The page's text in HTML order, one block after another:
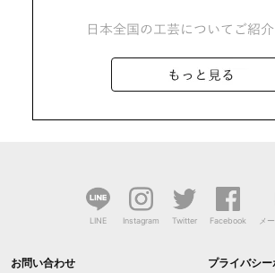
LINE Instagram Twitter Facebook メ
お問い合わせ プライバシ